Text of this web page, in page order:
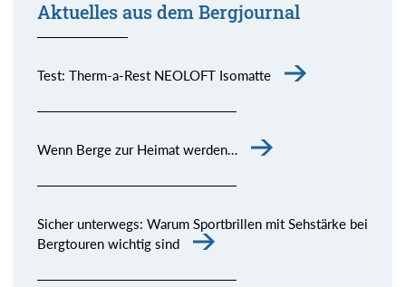
Aktuelles aus dem Bergjournal
Test: Therm-a-Rest NEOLOFT Isomatte
Wenn Berge zur Heimat werden…
Sicher unterwegs: Warum Sportbrillen mit Sehstärke bei
Bergtouren wichtig sind